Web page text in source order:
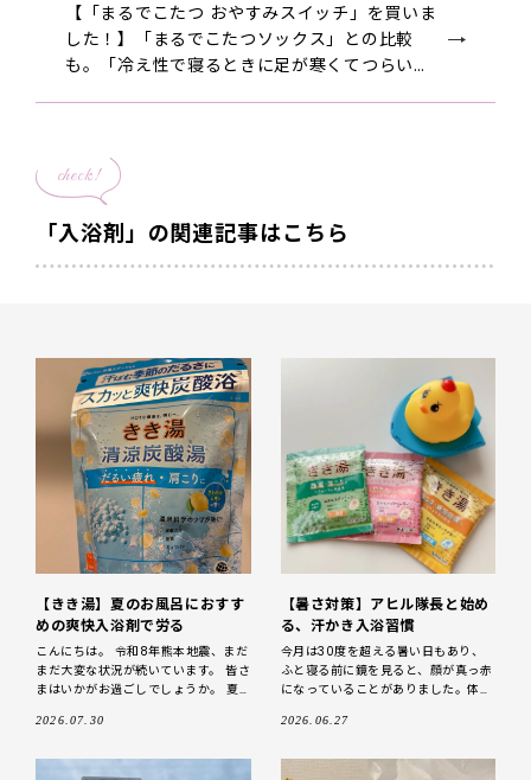
【「まるでこたつ おやすみスイッチ」を買いま
した！】「まるでこたつソックス」との比較
も。「冷え性で寝るときに足が寒くてつらい悩
check!
「入浴剤」の関連記事はこちら
【きき湯】夏のお風呂におすす
めの爽快入浴剤で労る
こんにちは。 令和8年熊本地震、まだ
まだ大変な状況が続いています。 皆さ
まはいかがお過ごしでしょうか。 夏
め込まないよう、暑い日も湯船にゆっ
2026.07.30
【暑さ対策】アヒル隊長と始め
る、汗かき入浴習慣
今月は30度を超える暑い日もあり、
ふと寝る前に鏡を見ると、顔が真っ赤
になっていることがありました。体に
かったようです。去年も同じように、
2026.06.27